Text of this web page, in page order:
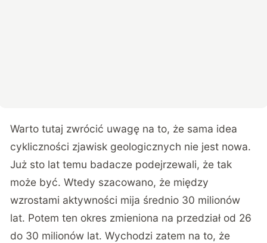
Warto tutaj zwrócić uwagę na to, że sama idea
cykliczności zjawisk geologicznych nie jest nowa.
Już sto lat temu badacze podejrzewali, że tak
może być. Wtedy szacowano, że między
wzrostami aktywności mija średnio 30 milionów
lat. Potem ten okres zmieniona na przedział od 26
do 30 milionów lat. Wychodzi zatem na to, że